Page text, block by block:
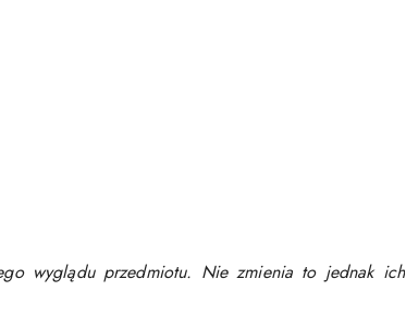
wyglądu przedmiotu. Nie zmienia to jednak ich